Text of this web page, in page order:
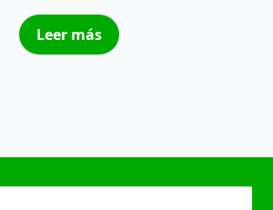
Leer más